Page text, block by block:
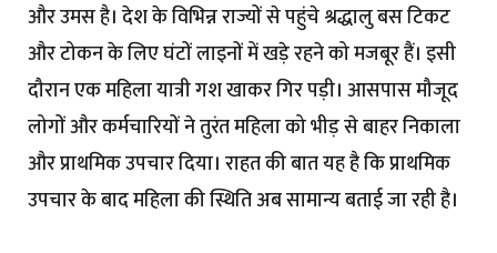
और उमस है। देश के विभिन्न राज्यों से पहुंचे श्रद्धालु बस टिकट
और टोकन के लिए घंटों लाइनों में खड़े रहने को मजबूर हैं। इसी
दौरान एक महिला यात्री गश खाकर गिर पड़ी। आसपास मौजूद
लोगों और कर्मचारियों ने तुरंत महिला को भीड़ से बाहर निकाला
और प्राथमिक उपचार दिया। राहत की बात यह है कि प्राथमिक
उपचार के बाद महिला की स्थिति अब सामान्य बताई जा रही है।